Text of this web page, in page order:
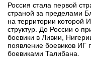
Россия стала первой
страной за пределами
на территории которой
структур. До России о
боевики в Ливии,
появление боевиков ИГ
боевиками Талибана.